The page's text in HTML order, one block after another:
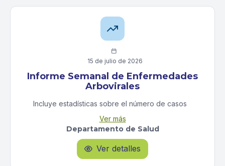

15 de julio de 2026
Informe Semanal de Enfermedades
Arbovirales
Incluye estadísticas sobre el número de casos
chikungunya y el zika. Incluye información de casos
confirmados por municipio.
Ver más
Departamento de Salud
 Ver detalles